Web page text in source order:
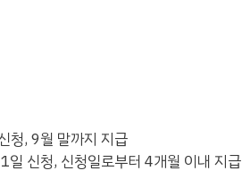
청, 9월 말까지 지급
신청, 신청일로부터 4개월 이내 지급